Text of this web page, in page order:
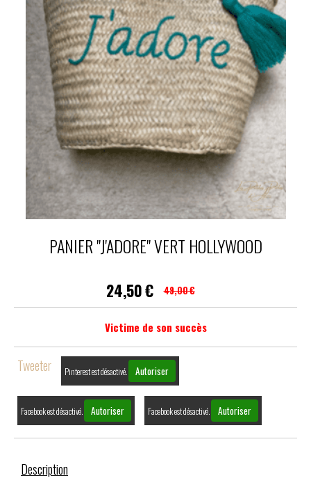
PANIER "J'ADORE" VERT HOLLYWOOD
24,50€ 49,00€
Victime de son succès
Tweeter Pinterest est désactivé. Autoriser
Facebook est désactivé. Autoriser Facebook est désactivé. Autoriser
Description